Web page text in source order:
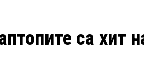
са хит